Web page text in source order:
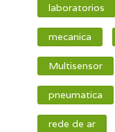
laboratorios
mecanica
Multisensor
pneumatica
rede de ar